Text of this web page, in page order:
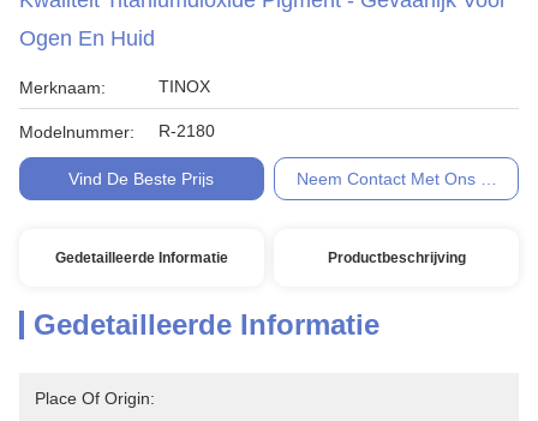
Ogen En Huid
Merknaam: TINOX
Modelnummer: R-2180
Vind De Beste Prijs Neem Contact Met Ons Op
Gedetailleerde Informatie Productbeschrijving
Gedetailleerde Informatie
Place Of Origin: